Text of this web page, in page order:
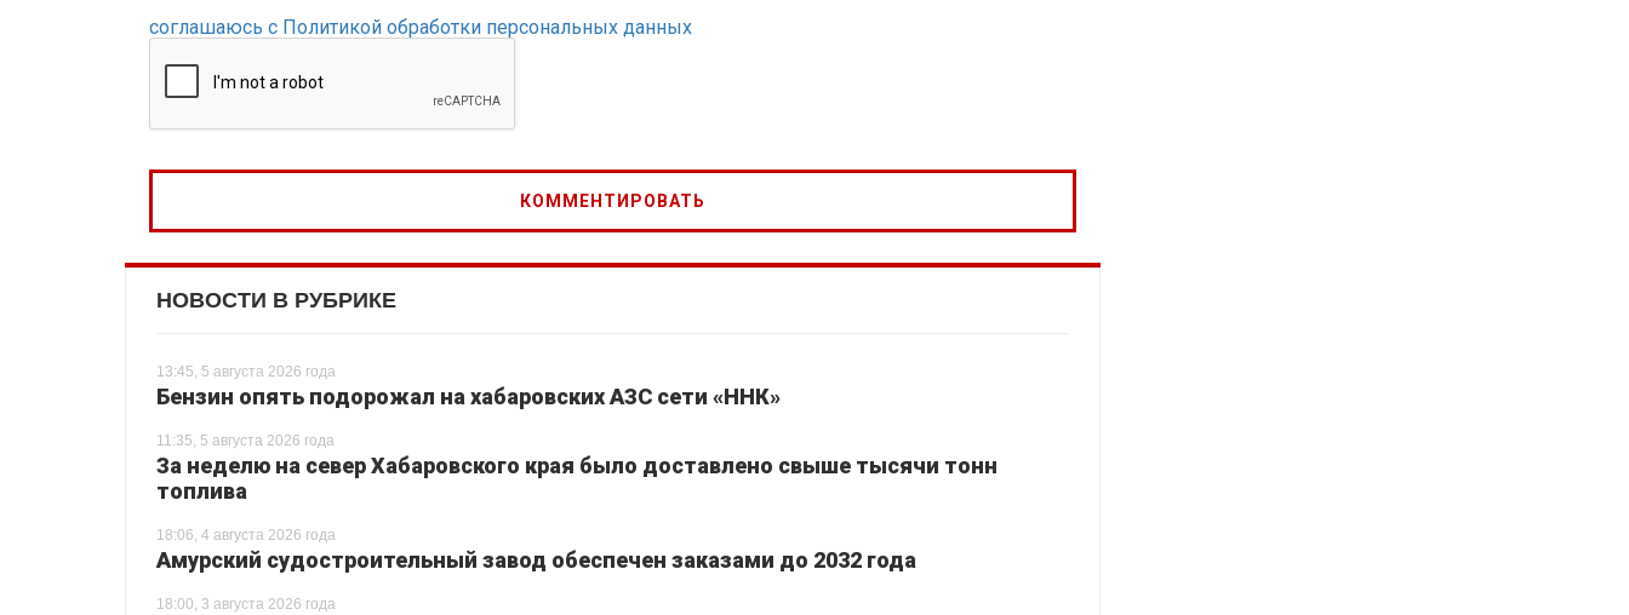
соглашаюсь с Политикой обработки персональных данных
НОВОСТИ В РУБРИКЕ
13:45, 5 августа 2026 года
Бензин опять подорожал на хабаровских АЗС сети «ННК»
11:35, 5 августа 2026 года
За неделю на север Хабаровского края было доставлено свыше тысячи тонн
топлива
18:06, 4 августа 2026 года
Амурский судостроительный завод обеспечен заказами до 2032 года
18:00, 3 августа 2026 года